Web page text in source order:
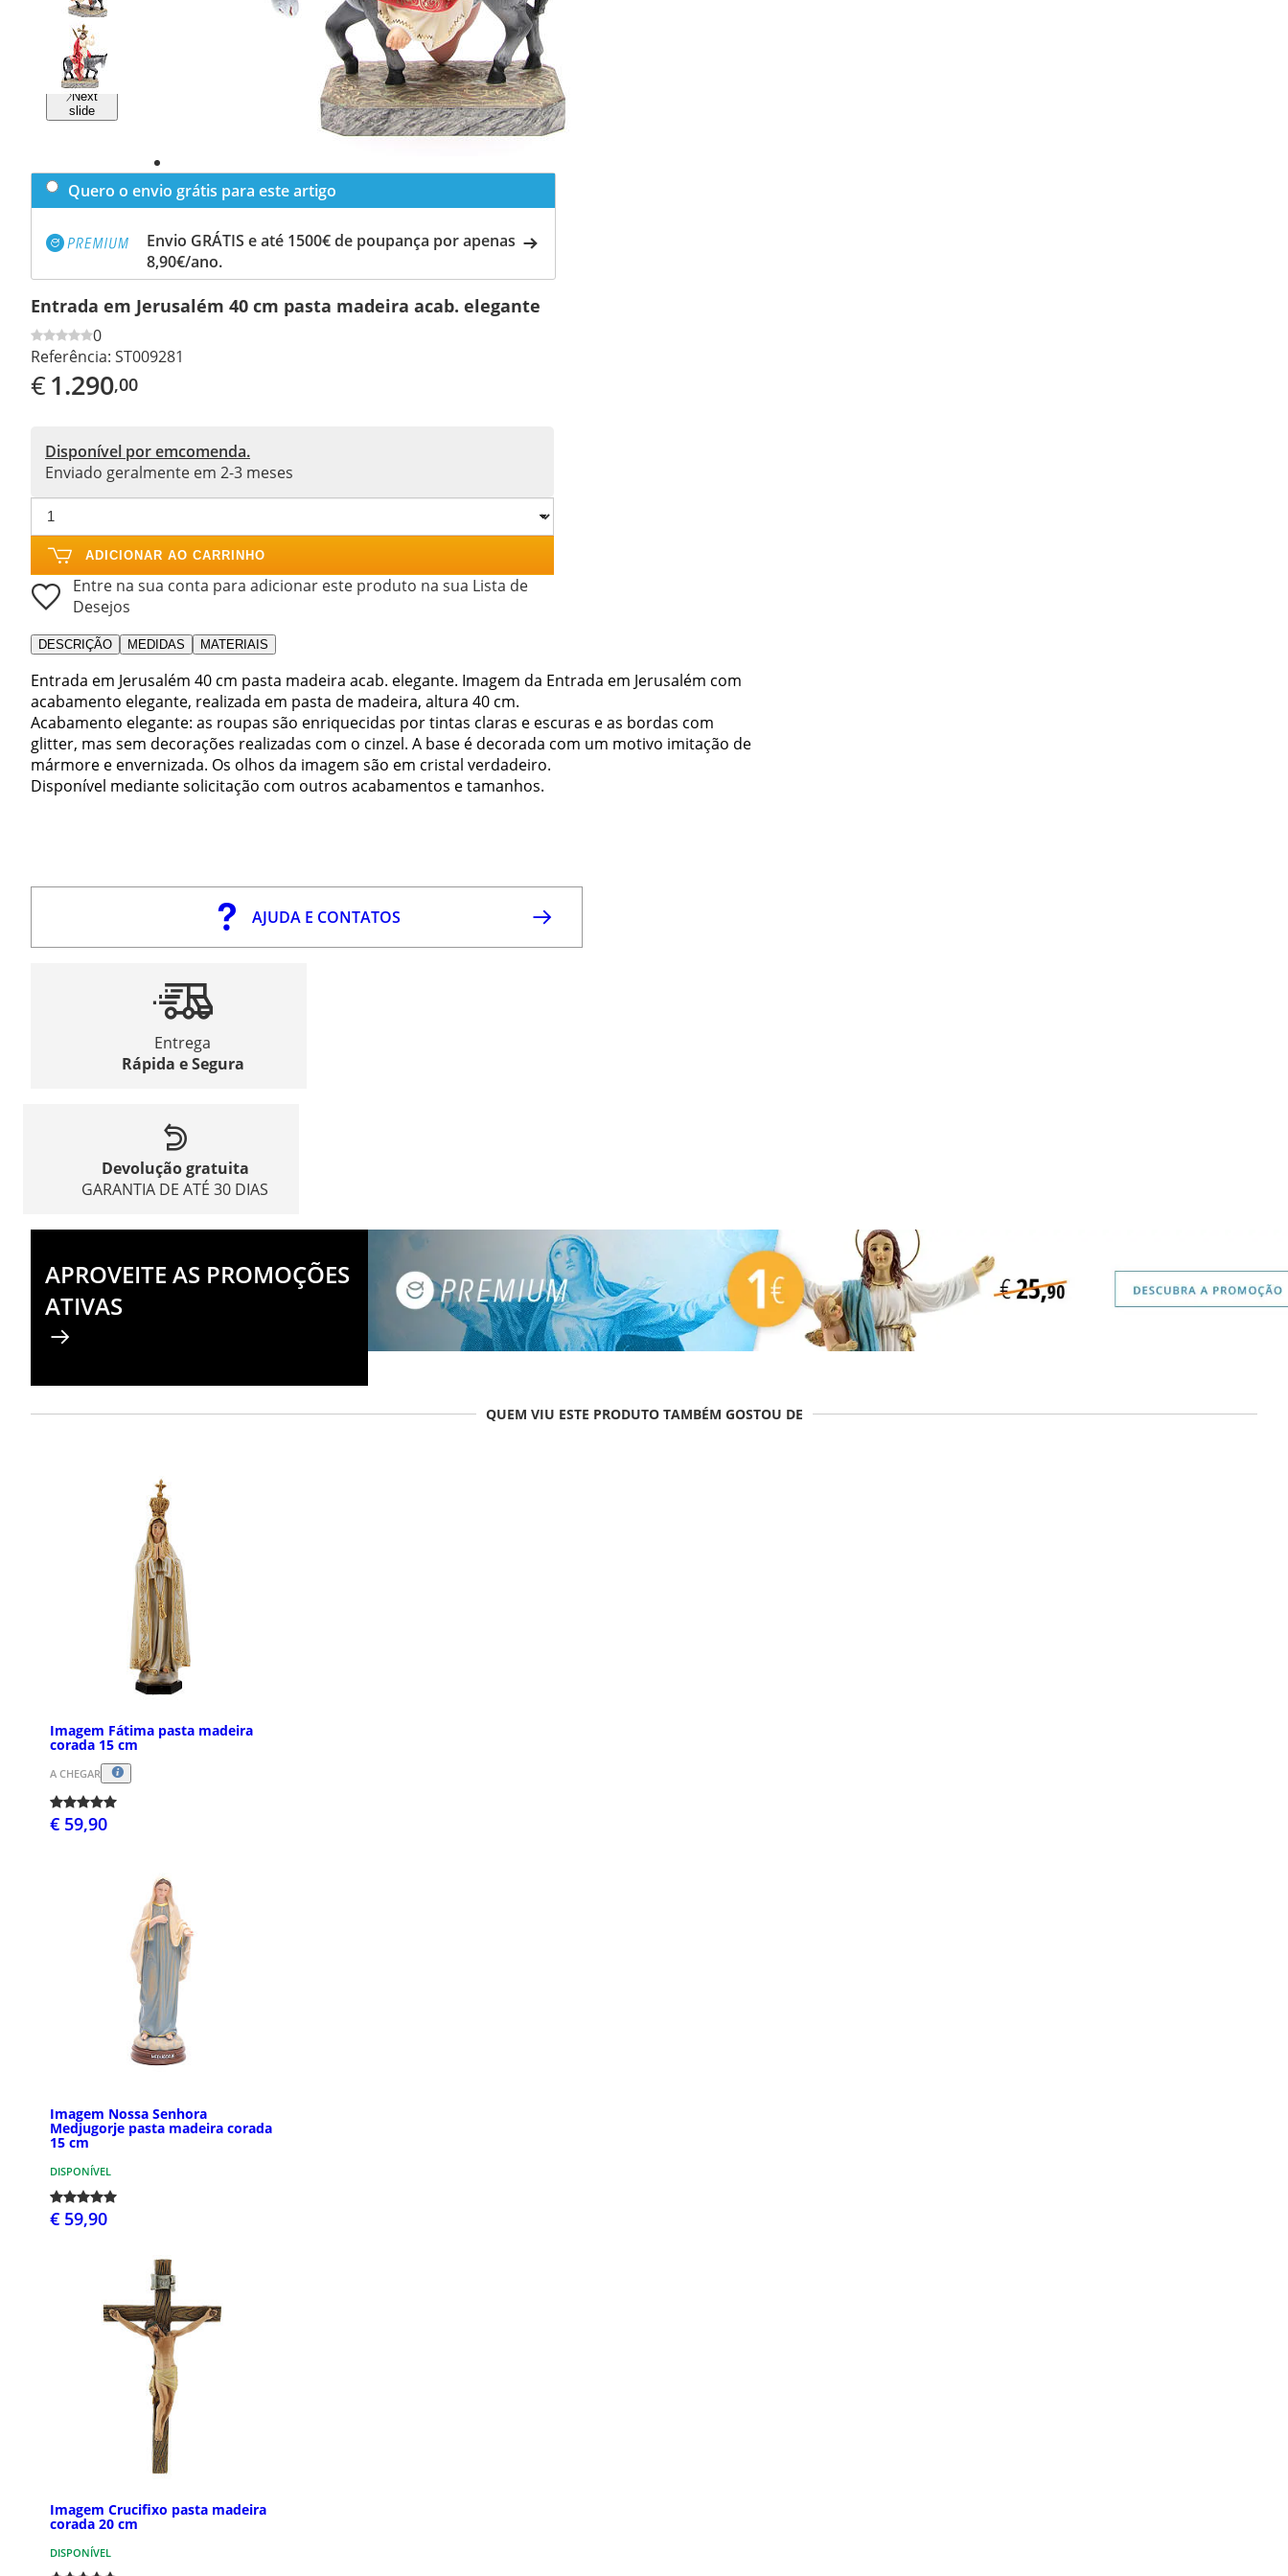
Previous
slide
Next
slide
Quero o envio grátis para este artigo
Envio GRÁTIS e até 1500€ de poupança por apenas
8,90€/ano.
Entrada em Jerusalém 40 cm pasta madeira acab. elegante
0
Referência: ST009281
€1.290,00
Disponível por emcomenda.
Enviado geralmente em 2-3 meses
ADICIONAR AO CARRINHO
Entre na sua conta para adicionar este produto na sua Lista de
Desejos
DESCRIÇÃO MEDIDAS MATERIAIS
Entrada em Jerusalém 40 cm pasta madeira acab. elegante. Imagem da Entrada em Jerusalém com
acabamento elegante, realizada em pasta de madeira, altura 40 cm.
Acabamento elegante: as roupas são enriquecidas por tintas claras e escuras e as bordas com
glitter, mas sem decorações realizadas com o cinzel. A base é decorada com um motivo imitação de
mármore e envernizada. Os olhos da imagem são em cristal verdadeiro.
Disponível mediante solicitação com outros acabamentos e tamanhos.
AJUDA E CONTATOS
Entrega
Rápida e Segura
Devolução gratuita
GARANTIA DE ATÉ 30 DIAS
APROVEITE AS PROMOÇÕES
ATIVAS
QUEM VIU ESTE PRODUTO TAMBÉM GOSTOU DE
Imagem Fátima pasta madeira
corada 15 cm
A CHEGAR
€ 59,90
Imagem Nossa Senhora
Medjugorje pasta madeira corada
15 cm
DISPONÍVEL
€ 59,90
Imagem Crucifixo pasta madeira
corada 20 cm
DISPONÍVEL